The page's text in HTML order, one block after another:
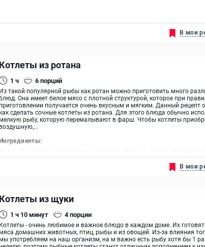
В мои
Котлеты из ротана
1 ч 6порций
Из такой популярной рыбы как ротан можно приготовить много
Она имеет белое мясо с плотной структурой, которое при
приготовлении получается очень вкусным и мягким. Данный рецепт
как сделать сочные котлеты из ротана. Для этого блюда обычно
мелкую рыбу, которую перемалывают в фарш. Чтобы котлеты
воздушную,...
Ротан, Лук репчатый, Крупа манная, Сало, Яичный желток, Чеснок,
В мои
Котлеты из щуки
1 ч 10минут 4порции
Котлеты - очень любимое и важное блюдо в каждом доме. Их
мяса домашних животных, птиц, рыбы и из овощей. Из-за влияния
мы употребляем на наш организм, на м важно есть рыбу хотя бы 1